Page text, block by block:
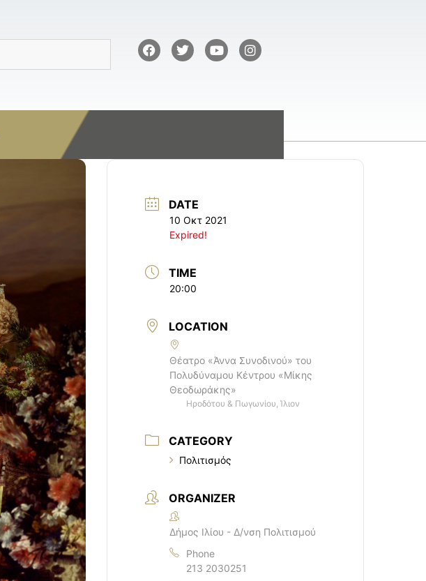
DATE
10 Οκτ 2021
Expired!
TIME
20:00
LOCATION
Θέατρο «Άννα Συνοδινού» του
Πολυδύναμου Κέντρου «Μίκης
Θεοδωράκης»
Ηροδότου & Πωγωνίου, Ίλιον
CATEGORY
Πολιτισμός
ORGANIZER
Δήμος Ιλίου - Δ/νση Πολιτισμού
Phone
213 2030251